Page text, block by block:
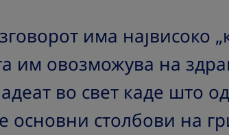
има највисоко
им овозможува на
во свет каде што
основни столбови на